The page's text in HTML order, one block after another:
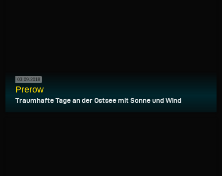
03.09.2018
Prerow
Traumhafte Tage an der Ostsee mit Sonne und Wind